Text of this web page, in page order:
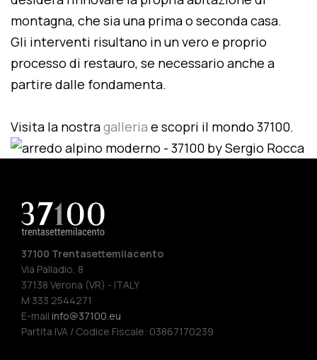
montagna, che sia una prima o seconda casa.
Gli interventi risultano in un vero e proprio
processo di restauro, se necessario anche a
partire dalle fondamenta.
Visita la nostragalleria e scopri il mondo 37100.
37100 Trentasettemilacento
Via Palladio, 8
37138 Verona (VR) - ITALY
M 333 2544271
E-mail info@37100.eu
Partita IVA / Codice Fiscale: 03867170239